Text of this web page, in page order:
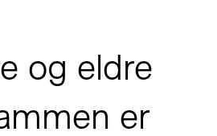
og eldre
er